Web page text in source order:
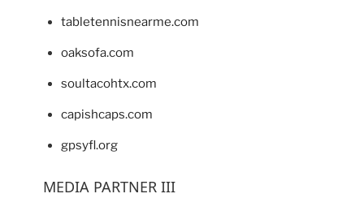
tabletennisnearme.com
oaksofa.com
soultacohtx.com
capishcaps.com
gpsyfl.org
MEDIA PARTNER III